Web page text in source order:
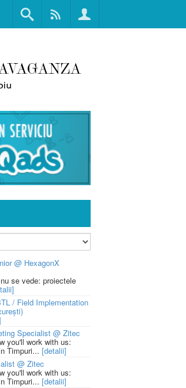
@ HexagonX
se vede: proiectele
/ Field Implementation
Specialist @ Zitec
you'll work with us:
Timpuri... [detalii]
@ Zitec
you'll work with us:
Timpuri... [detalii]